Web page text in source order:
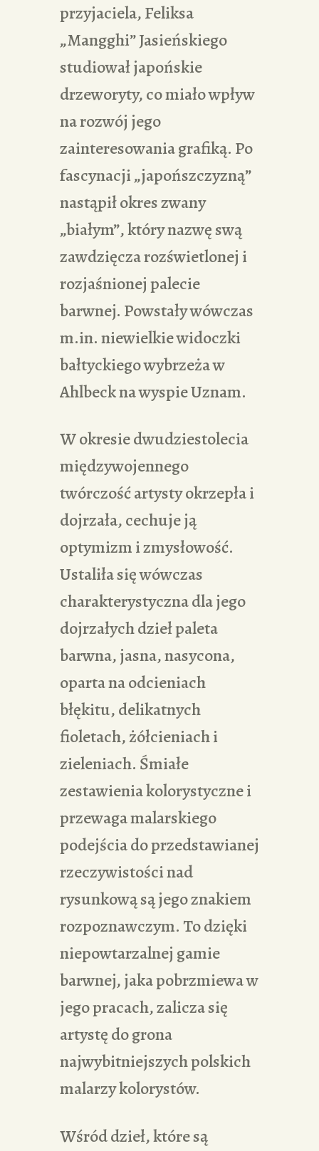
przyjaciela, Feliksa
„Mangghi” Jasieńskiego
studiował japońskie
drzeworyty, co miało wpływ
na rozwój jego
zainteresowania grafiką. Po
fascynacji „japońszczyzną”
nastąpił okres zwany
„białym”, który nazwę swą
zawdzięcza rozświetlonej i
rozjaśnionej palecie
barwnej. Powstały wówczas
m.in. niewielkie widoczki
bałtyckiego wybrzeża w
Ahlbeck na wyspie Uznam.
W okresie dwudziestolecia
międzywojennego
twórczość artysty okrzepła i
dojrzała, cechuje ją
optymizm i zmysłowość.
Ustaliła się wówczas
charakterystyczna dla jego
dojrzałych dzieł paleta
barwna, jasna, nasycona,
oparta na odcieniach
błękitu, delikatnych
fioletach, żółcieniach i
zieleniach. Śmiałe
zestawienia kolorystyczne i
przewaga malarskiego
podejścia do przedstawianej
rzeczywistości nad
rysunkową są jego znakiem
rozpoznawczym. To dzięki
niepowtarzalnej gamie
barwnej, jaka pobrzmiewa w
jego pracach, zalicza się
artystę do grona
najwybitniejszych polskich
malarzy kolorystów.
Wśród dzieł, które są